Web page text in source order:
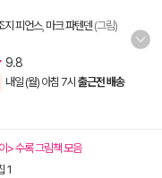
지 피언스, 마크 파텐덴 (그림)
9.8
내일 (월) 아침 7시 출근전 배송
> 수록 그림책 모음
1